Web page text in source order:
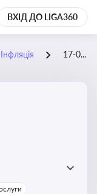
ВХІД ДО LIGA360
Інфляція 17-08-2025